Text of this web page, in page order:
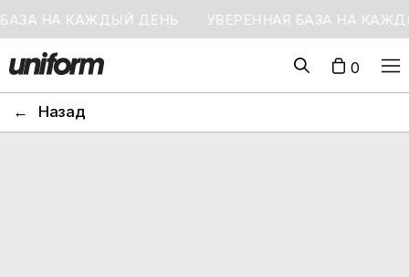
НА КАЖДЫЙ ДЕНЬ УВЕРЕННАЯ БАЗА НА КАЖДЫЙ
0
Назад
←